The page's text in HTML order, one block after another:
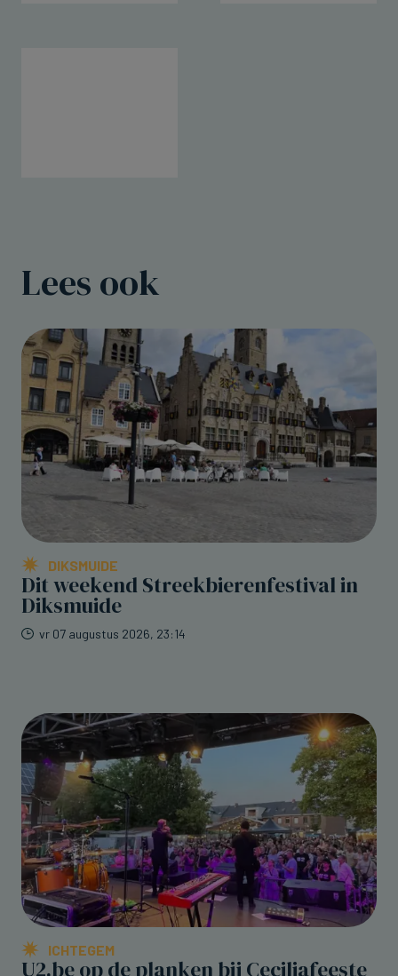
Lees ook
DIKSMUIDE
Dit weekend Streekbierenfestival in
Diksmuide
vr 07 augustus 2026, 23:14
ICHTEGEM
U2.be op de planken bij Ceciliafeeste